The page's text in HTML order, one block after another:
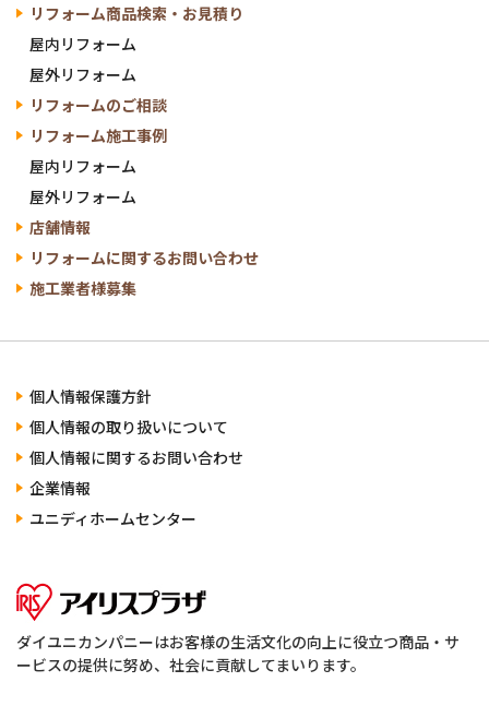
リフォーム商品検索・ お見積り
屋内リフォーム
屋外リフォーム
リフォームのご相談
リフォーム施工事例
屋内リフォーム
屋外リフォーム
店舗情報
リフォームに関するお問い合わせ
施工業者様募集
個人情報保護方針
個人情報の取り扱いについて
個人情報に関するお問い合わせ
企業情報
ユニディ ホームセンター
ダイユニカンパニーはお客様の生活文化の向上に役立つ商品・サ
ービスの提供に努め、社会に貢献してまいります。